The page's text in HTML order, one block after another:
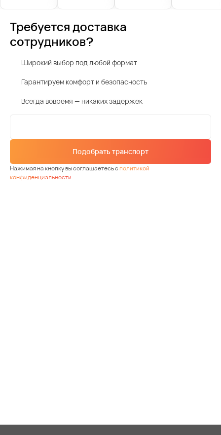
Требуется доставка
сотрудников?
Широкий выбор под любой формат
Гарантируем комфорт и безопасность
Всегда вовремя — никаких задержек
Подобрать транспорт
Нажимая на кнопку вы соглашаетесь сполитикой
конфиденциальности